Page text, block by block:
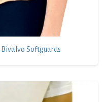
Bivalvo Softguards